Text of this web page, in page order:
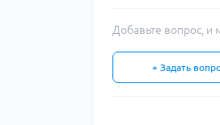
Добавьте вопрос,
+ Задать